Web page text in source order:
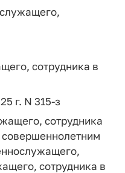
сотрудника в
г. N 315-з
сотрудника
совершеннолетним
сотрудника в